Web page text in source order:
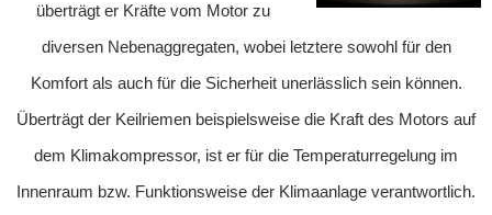
überträgt er Kräfte vom Motor zu
diversen Nebenaggregaten, wobei letztere sowohl für den
Komfort als auch für die Sicherheit unerlässlich sein können.
Überträgt der Keilriemen beispielsweise die Kraft des Motors auf
dem Klimakompressor, ist er für die Temperaturregelung im
Innenraum bzw. Funktionsweise der Klimaanlage verantwortlich.